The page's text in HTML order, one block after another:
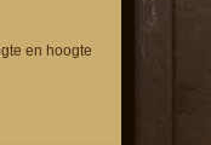
en hoogte